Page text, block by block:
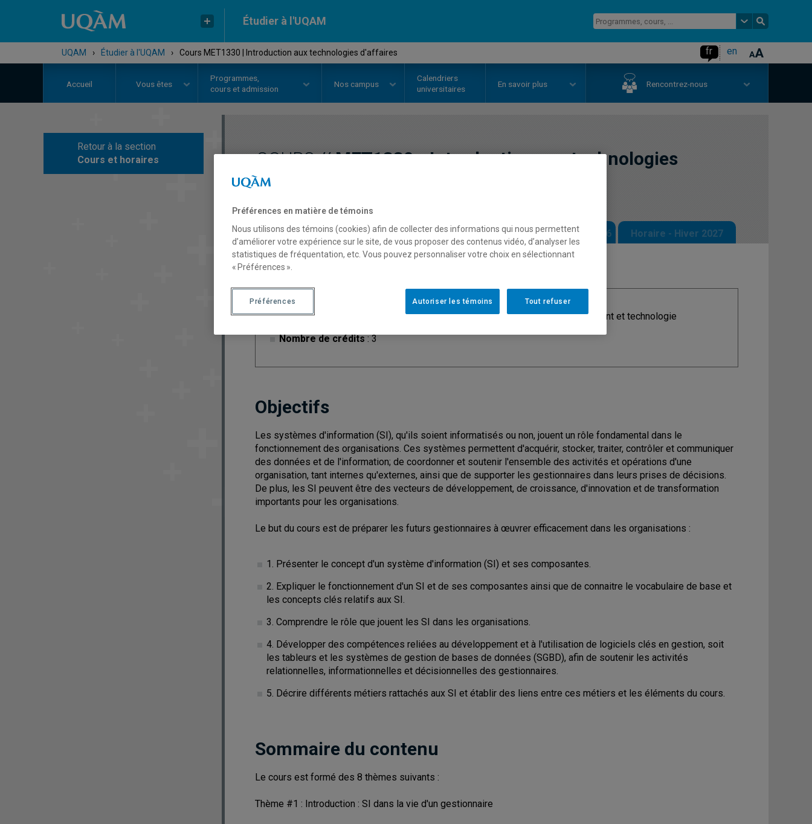
Étudier à l'UQAM
UQAM › Étudier à l'UQAM › Cours MET1330 | Introduction aux technologies d'affaires fr en
Accueil Vous êtes
Programmes,
cours et admission
Nos campus
Calendriers
universitaires
En savoir plus Rencontrez-nous
Retour à la section
Cours et horaires
COURS// MET1330-Introduction aux technologies
Description Horaire - Été 2026 Horaire - Automne 2026 Horaire - Hiver 2027
Cycle: 1
Nombre de crédits: 3
Discipline: Management et technologie
Objectifs
Les systèmes d'information (SI), qu'ils soient informatisés ou non, jouent un rôle fondamental dans le
fonctionnement des organisations. Ces systèmes permettent d'acquérir, stocker, traiter, contrôler et communiquer
des données et de l'information; de coordonner et soutenir l'ensemble des activités et opérations d'une
organisation, tant internes qu'externes, ainsi que de supporter les gestionnaires dans leurs prises de décisions.
De plus, les SI peuvent être des vecteurs de développement, de croissance, d'innovation et de transformation
importants pour les organisations.
Le but du cours est de préparer les futurs gestionnaires à œuvrer efficacement dans les organisations :
1. Présenter le concept d'un système d'information (SI) et ses composantes.
2. Expliquer le fonctionnement d'un SI et de ses composantes ainsi que de connaitre le vocabulaire de base et
les concepts clés relatifs aux SI.
3. Comprendre le rôle que jouent les SI dans les organisations.
4. Développer des compétences reliées au développement et à l'utilisation de logiciels clés en gestion, soit
les tableurs et les systèmes de gestion de bases de données (SGBD), afin de soutenir les activités
relationnelles, informationnelles et décisionnelles des gestionnaires.
5. Décrire différents métiers rattachés aux SI et établir des liens entre ces métiers et les éléments du cours.
Sommaire du contenu
Le cours est formé des 8 thèmes suivants :
Thème #1 : Introduction : SI dans la vie d'un gestionnaire
Préférences en matière de témoins
Nous utilisons des témoins (cookies) afin de collecter des informations qui nous permettent
d’améliorer votre expérience sur le site, de vous proposer des contenus vidéo, d’analyser les
statistiques de fréquentation, etc. Vous pouvez personnaliser votre choix en sélectionnant
« Préférences ».
Tout refuser
Autoriser les témoins
Préférences